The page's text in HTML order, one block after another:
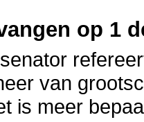
op 1
van
is meer